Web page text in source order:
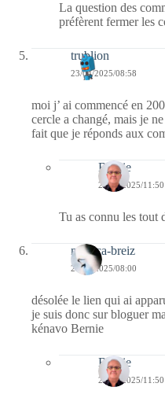
La question des
préfèrent fermer les
trublion
23/04/2025/08:58
moi j’ ai commencé en
cercle a changé, mais je
fait que je réponds aux
Bernie
23/04/2025/11:50
Tu as connu les tout
monica-breiz
23/04/2025/08:00
désolée le lien qui ai
je suis donc sur bloguer
kénavo Bernie
Bernie
23/04/2025/11:50